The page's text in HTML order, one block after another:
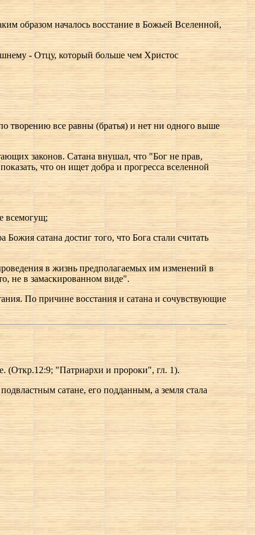
образом началось восстание в Божьей Вселенной,
- Отцу, который больше чем Христос
творению все равны (братья) и нет ни одного выше
законов. Сатана внушал, что "Бог не прав,
что он ищет добра и прогресса вселенной
всемогущ;
сатана достиг того, что Бога стали считать
в жизнь предполагаемых им изменений в
не в замаскированном виде".
По причине восстания и сатана и сочувствующие
(Откр.12:9; "Патриархи и пророки", гл. 1).
сатане, его подданным, а земля стала